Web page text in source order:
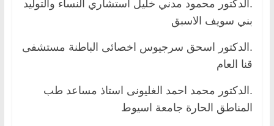
.الدكتور محمود مدني خليل استشاري النساء والتوليد
بني سويف الاسبق
.الدكتور اسحق سرجيوس اخصائى الباطنة مستشفى
قنا العام
.الدكتور محمد احمد الغليونى استاذ مساعد طب
المناطق الحارة جامعة اسيوط